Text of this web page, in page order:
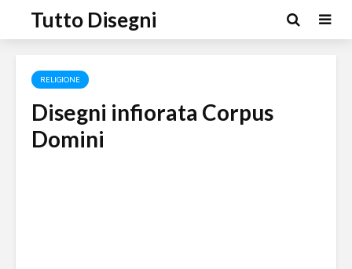
Tutto Disegni
RELIGIONE
Disegni infiorata Corpus
Domini